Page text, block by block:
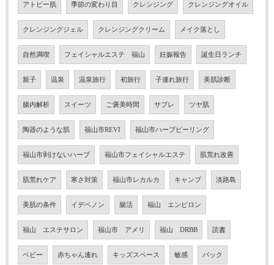
アトピー肌 季節の変わり目 クレンジング クレンジングオイル
クレンジングジェル クレンジングクリーム メイク落とし
自然満喫 フェイシャルエステ 福山 妊娠報告 誕生日ランチ
親子 温泉 温泉旅行 初旅行 子連れ旅行 美肌診断
腸内解析 スイーツ ご褒美時間 サブレ ツヤ肌
陶器のような肌 福山市REVI 福山市ハーブピーリング
福山市剥けないハーブ 福山市フェイシャルエステ 肌荒れ改善
肌荒れケア 寒さ対策 福山市レカルカ キャンプ 淡路島
美肌の条件 イデベノン 腸活 福山 エンビロン
福山 エステサロン 福山市 アメリ 福山 DRBB 読書
ベビー 赤ちゃん連れ キッズスペース 敏感 パック